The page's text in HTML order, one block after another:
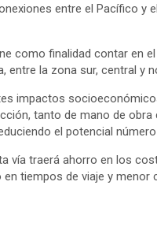
entre el Pacífico y
como finalidad contar en
entre la zona sur, central y
impactos
tanto de mano de
el potencial
vía traerá ahorro en los
tiempos de viaje y